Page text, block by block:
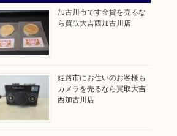
加古川市です金貨を売るな
ら買取大吉西加古川店
姫路市にお住いのお客様も
カメラを売るなら買取大吉
西加古川店